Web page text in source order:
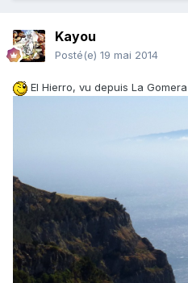
Kayou
Posté(e) 19 mai 2014
El Hierro, vu depuis La Gomera